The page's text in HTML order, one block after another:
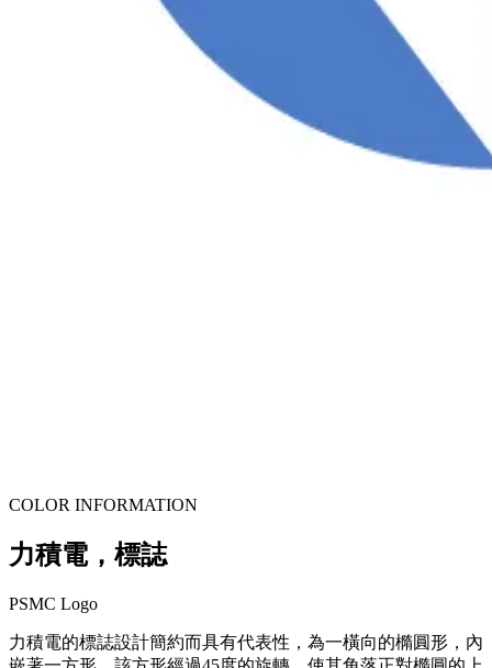
COLOR INFORMATION
力積電，標誌
PSMC Logo
力積電的標誌設計簡約而具有代表性，為一橫向的橢圓形，內